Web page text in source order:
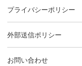
プライバシーポリシー
外部送信ポリシー
お問い合わせ